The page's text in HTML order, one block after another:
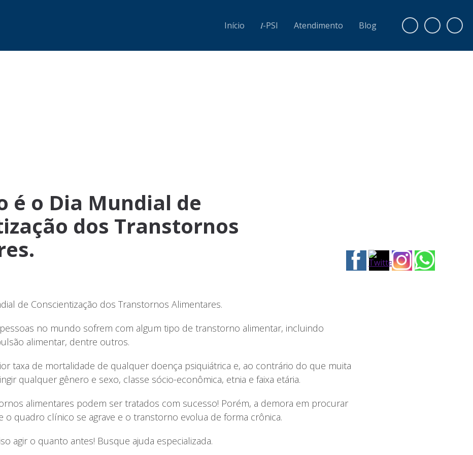
Início 𝐼-PSI Atendimento Blog
é o Dia Mundial de
dos Transtornos
de Conscientização dos Transtornos Alimentares.
no mundo sofrem com algum tipo de transtorno alimentar, incluindo
alimentar, dentre outros.
taxa de mortalidade de qualquer doença psiquiátrica e, ao contrário do que muita
qualquer gênero e sexo, classe sócio-econômica, etnia e faixa etária.
alimentares podem ser tratados com sucesso! Porém, a demora em procurar
o quadro clínico se agrave e o transtorno evolua de forma crônica.
agir o quanto antes! Busque ajuda especializada.